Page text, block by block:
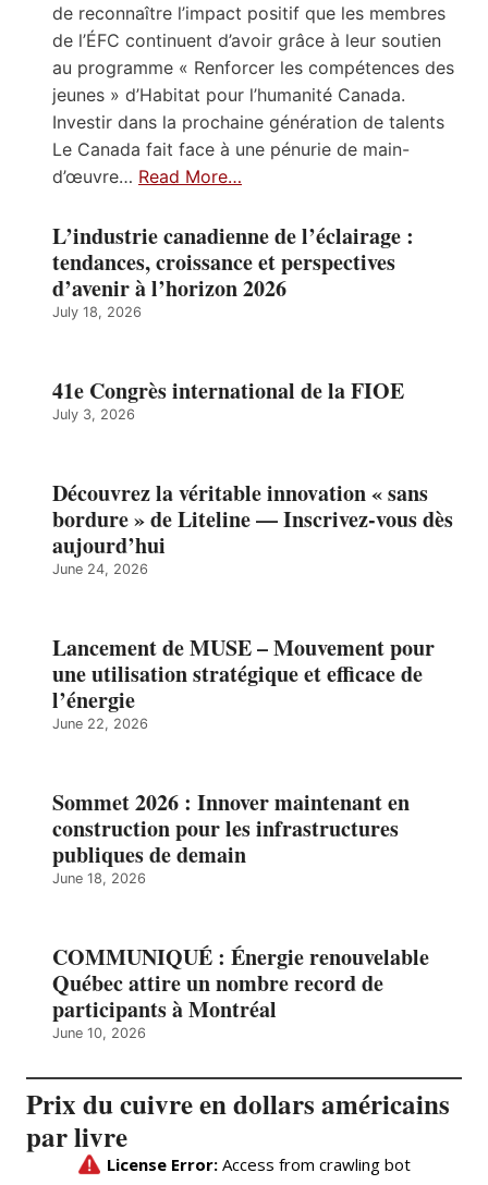
de reconnaître l’impact positif que les membres
de l’ÉFC continuent d’avoir grâce à leur soutien
au programme « Renforcer les compétences des
jeunes » d’Habitat pour l’humanité Canada.
Investir dans la prochaine génération de talents
Le Canada fait face à une pénurie de main-
d’œuvre… Read More…
L’industrie canadienne de l’éclairage :
tendances, croissance et perspectives
d’avenir à l’horizon 2026
July 18, 2026
41e Congrès international de la FIOE
July 3, 2026
Découvrez la véritable innovation « sans
bordure » de Liteline — Inscrivez-vous dès
aujourd’hui
June 24, 2026
Lancement de MUSE – Mouvement pour
une utilisation stratégique et efficace de
l’énergie
June 22, 2026
Sommet 2026 : Innover maintenant en
construction pour les infrastructures
publiques de demain
June 18, 2026
COMMUNIQUÉ : Énergie renouvelable
Québec attire un nombre record de
participants à Montréal
June 10, 2026
Prix du cuivre en dollars américains
par livre